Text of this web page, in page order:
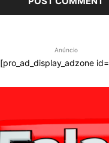
Anúncio
[pro_ad_display_adzone